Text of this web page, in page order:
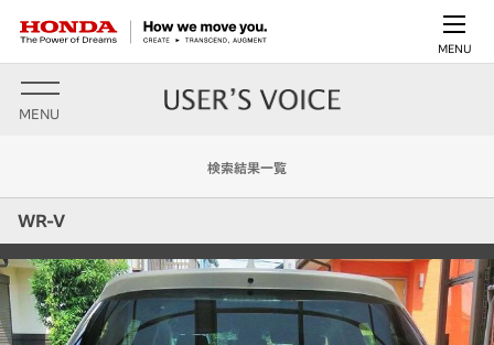
MENU
MENU
検索結果一覧
WR-V